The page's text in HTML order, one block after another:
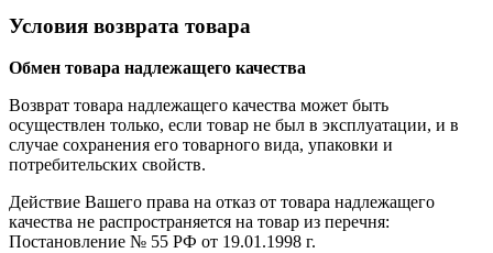
Условия возврата товара
Обмен товара надлежащего качества
Возврат товара надлежащего качества может быть
осуществлен только, если товар не был в эксплуатации, и в
случае сохранения его товарного вида, упаковки и
потребительских свойств.
Действие Вашего права на отказ от товара надлежащего
качества не распространяется на товар из перечня:
Постановление № 55 РФ от 19.01.1998 г.